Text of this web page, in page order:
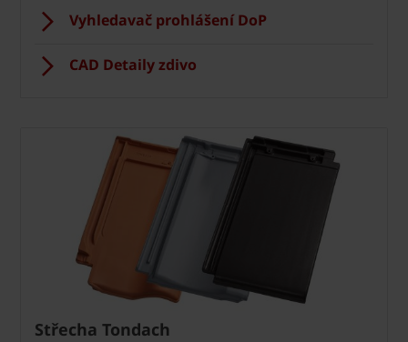
Vyhledavač prohlášení DoP
CAD Detaily zdivo
Střecha Tondach